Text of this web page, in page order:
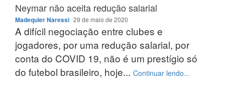
Neymar não aceita redução salarial
Madequier Naressi 29 de maio de 2020
A difícil negociação entre clubes e
jogadores, por uma redução salarial, por
conta do COVID 19, não é um prestígio só
do futebol brasileiro, hoje... Continuar lendo...